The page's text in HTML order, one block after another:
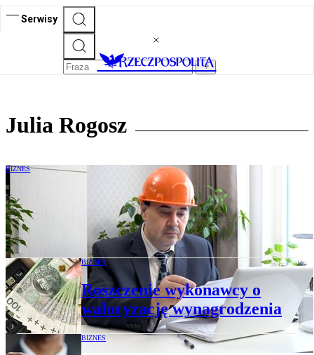
Serwisy
Julia Rogosz
BIZNES
Kiedy siła wyższa zwalnia
z odpowiedzialności za niewykonanie
zobowiązania
BIZNES
Roszczenie wykonawcy o
waloryzację wynagrodzenia
BIZNES